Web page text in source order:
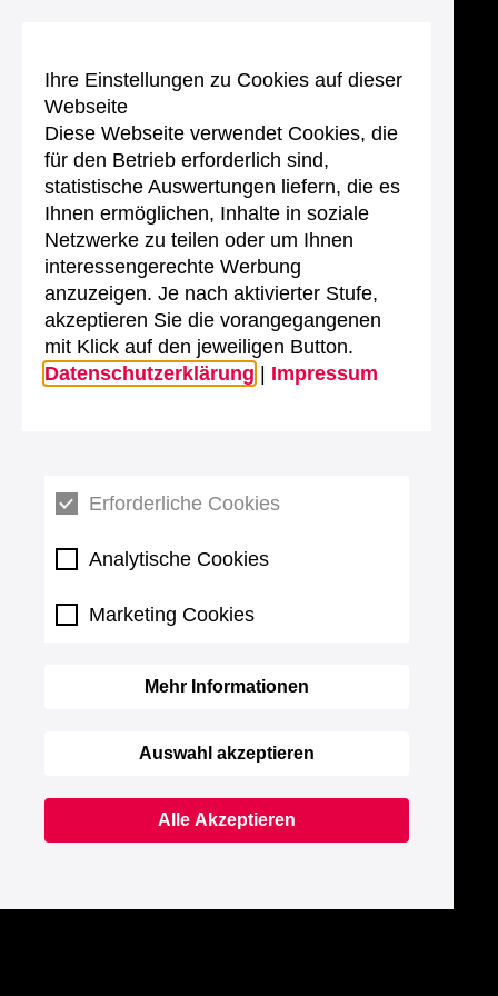
Ihre Einstellungen zu Cookies auf dieser
Webseite
Diese Webseite verwendet Cookies, die
für den Betrieb erforderlich sind,
statistische Auswertungen liefern, die es
Ihnen ermöglichen, Inhalte in soziale
Netzwerke zu teilen oder um Ihnen
interessengerechte Werbung
anzuzeigen. Je nach aktivierter Stufe,
akzeptieren Sie die vorangegangenen
mit Klick auf den jeweiligen Button.
Datenschutzerklärung
Impressum
Erforderliche Cookies
Analytische Cookies
Marketing Cookies
Mehr Informationen
Auswahl akzeptieren
Alle Akzeptieren